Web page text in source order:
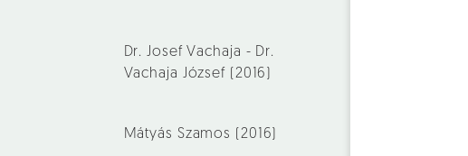
Dr. Josef Vachaja - Dr.
Vachaja József (2016)
Mátyás Szamos (2016)